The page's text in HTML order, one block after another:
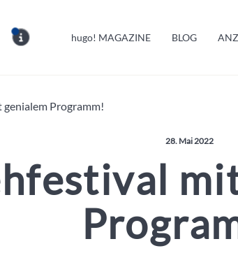
hugo! MAGAZINE BLOG
Programm!
Veröffentlicht am:
28. Mai 2022